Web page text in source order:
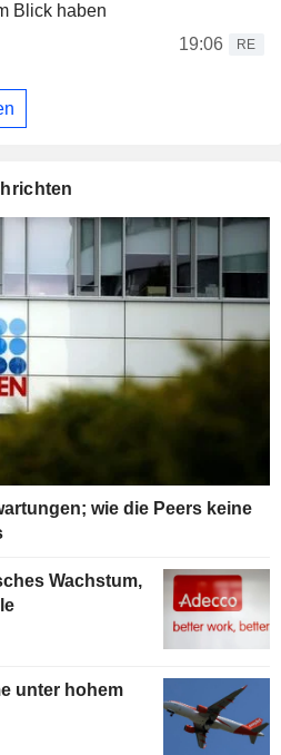
Blick haben
19:06
RE
wie die Peers keine
Wachstum,
unter hohem